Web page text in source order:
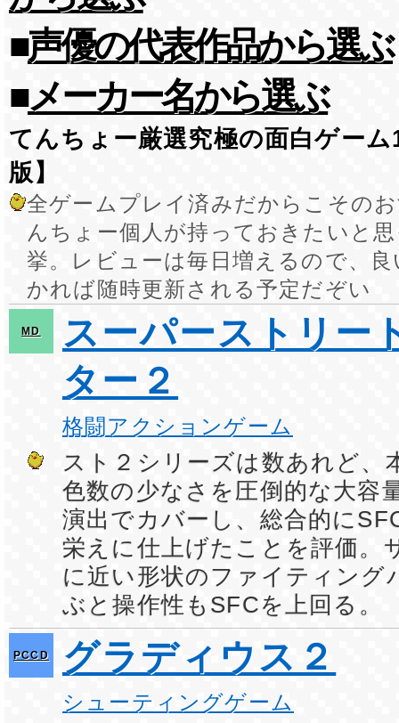
■声優の代表作品から選ぶ
■メーカー名から選ぶ
てんちょー厳選究極の面白ゲー
版】
全ゲームプレイ済みだからこその
んちょー個人が持っておきたいと
挙。レビューは毎日増えるので、
かれば随時更新される予定だぞい
MD
スーパーストリー
ター２
格闘アクションゲーム
スト２シリーズは数あれど、
色数の少なさを圧倒的な大容
演出でカバーし、総合的に
栄えに仕上げたことを評価。
に近い形状のファイティング
ぶと操作性もSFCを上回る。
PCCD グラディウス２
シューティングゲーム